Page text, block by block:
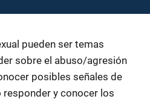
pueden ser temas
sobre el abuso/agresión
posibles señales de
y conocer los